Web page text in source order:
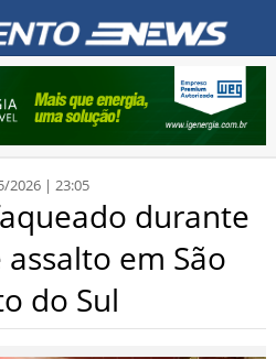
2026 | 23:05
durante
em São
do Sul